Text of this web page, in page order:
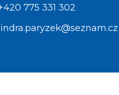
775 331 302